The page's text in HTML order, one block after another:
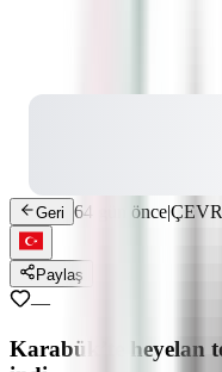
Geri 64 gün önce|
Paylaş
—
Karabük’te heyelan